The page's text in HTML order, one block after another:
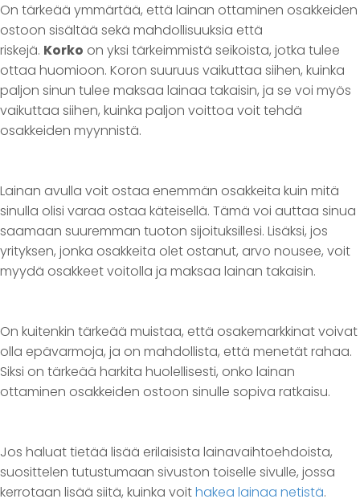
On tärkeää ymmärtää, että lainan ottaminen osakkeiden
ostoon sisältää sekä mahdollisuuksia että
riskejä. Korko on yksi tärkeimmistä seikoista, jotka tulee
ottaa huomioon. Koron suuruus vaikuttaa siihen, kuinka
paljon sinun tulee maksaa lainaa takaisin, ja se voi myös
vaikuttaa siihen, kuinka paljon voittoa voit tehdä
osakkeiden myynnistä.
Lainan avulla voit ostaa enemmän osakkeita kuin mitä
sinulla olisi varaa ostaa käteisellä. Tämä voi auttaa sinua
saamaan suuremman tuoton sijoituksillesi. Lisäksi, jos
yrityksen, jonka osakkeita olet ostanut, arvo nousee, voit
myydä osakkeet voitolla ja maksaa lainan takaisin.
On kuitenkin tärkeää muistaa, että osakemarkkinat voivat
olla epävarmoja, ja on mahdollista, että menetät rahaa.
Siksi on tärkeää harkita huolellisesti, onko lainan
ottaminen osakkeiden ostoon sinulle sopiva ratkaisu.
Jos haluat tietää lisää erilaisista lainavaihtoehdoista,
suosittelen tutustumaan sivuston toiselle sivulle, jossa
kerrotaan lisää siitä, kuinka voithakea lainaa netistä.